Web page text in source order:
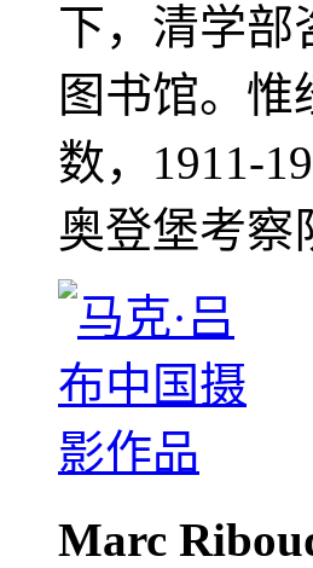
下，清学部
图书馆。
数，1911-
奥登堡考察
Marc